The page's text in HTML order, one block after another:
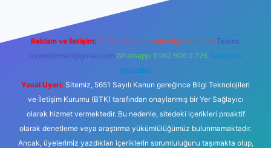
Reklam ve İletişim: E-mail: backlinkpaneli@gmail.com Teams:
forumhizmeti@gmail.com Whatsapp: 0262 606 0 726 Telegram:
@karabul
Yasal Uyarı: Sitemiz, 5651 Sayılı Kanun gereğince Bilgi Teknolojileri
ve İletişim Kurumu (BTK) tarafından onaylanmış bir Yer Sağlayıcı
olarak hizmet vermektedir. Bu nedenle, sitedeki içerikleri proaktif
olarak denetleme veya araştırma yükümlülüğümüz bulunmamaktadır.
Ancak, üyelerimiz yazdıkları içeriklerin sorumluluğunu taşımakta olup,